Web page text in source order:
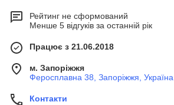
Рейтинг не сформований
Менше 5 відгуків за останній рік
Працює з 21.06.2018
м. Запоріжжя
Феросплавна 38, Запоріжжя, Україна
Контакти